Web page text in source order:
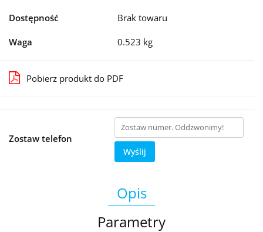
Dostępność Brak towaru
Waga 0.523 kg
Pobierz produkt do PDF
Zostaw telefon
Wyślij
Opis
Parametry